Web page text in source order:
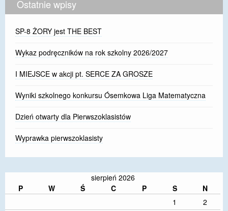
Ostatnie wpisy
SP-8 ŻORY jest THE BEST
Wykaz podręczników na rok szkolny 2026/2027
I MIEJSCE w akcji pt. SERCE ZA GROSZE
Wyniki szkolnego konkursu Ósemkowa Liga Matematyczna
Dzień otwarty dla Pierwszoklasistów
Wyprawka pierwszoklasisty
sierpień 2026
P
W Ś C P S
N
1
2